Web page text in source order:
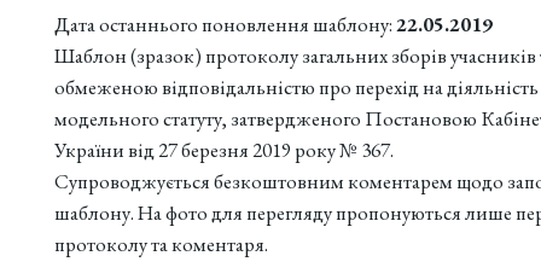
Дата останнього поновлення шаблону:22.05.2019
Шаблон (зразок) протоколу загальних зборів учасників
обмеженою відповідальністю про перехід на діяльність
модельного статуту, затвердженого Постановою
України від 27 березня 2019 року № 367.
Супроводжується безкоштовним коментарем щодо
шаблону. На фото для перегляду пропонуються лише
протоколу та коментаря.